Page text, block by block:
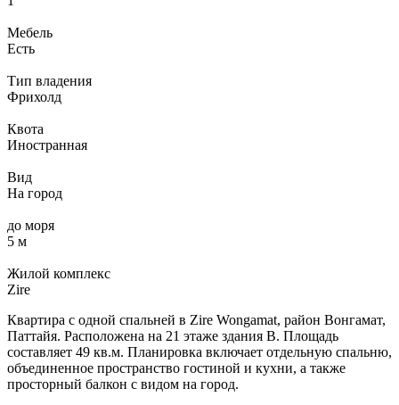
Мебель
Есть
Тип владения
Фрихолд
Квота
Иностранная
Вид
На город
до моря
5 м
Жилой комплекс
Zire
Квартира с одной спальней в Zire Wongamat, район Вонгамат,
Паттайя. Расположена на 21 этаже здания B. Площадь
составляет 49 кв.м. Планировка включает отдельную спальню,
объединенное пространство гостиной и кухни, а также
просторный балкон с видом на город.